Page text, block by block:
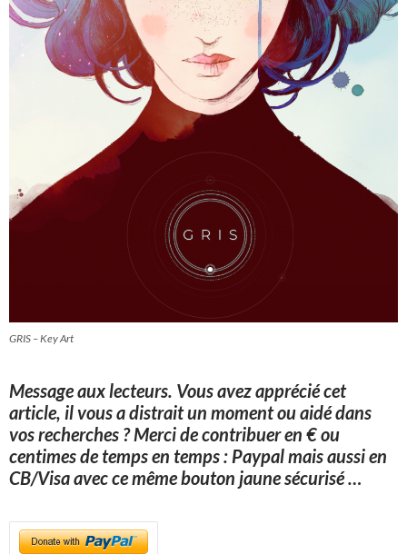
GRIS – Key Art
Message aux lecteurs. Vous avez apprécié cet
article, il vous a distrait un moment ou aidé dans
vos recherches ? Merci de contribuer en € ou
centimes de temps en temps : Paypal mais aussi en
CB/Visa avec ce même bouton jaune sécurisé…